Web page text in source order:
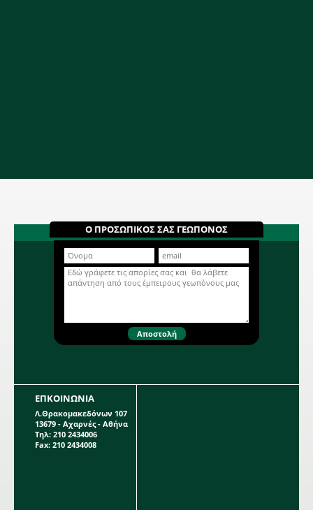
Ο ΠΡΟΣΩΠΙΚΟΣ ΣΑΣ ΓΕΩΠΟΝΟΣ
ΕΠΚΟΙΝΩΝΙΑ
Λ.Θρακομακεδόνων 107
13679 - Αχαρνές - Αθήνα
Τηλ: 210 2434006
Fax: 210 2434008